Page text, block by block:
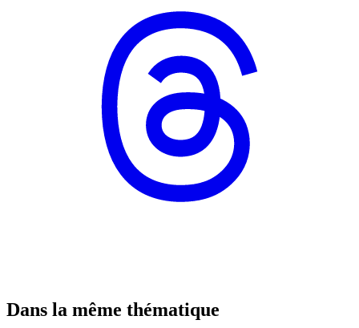
Dans la même thématique